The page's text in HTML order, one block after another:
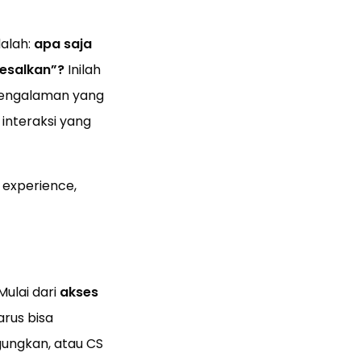
apa saja
Inilah
yang
yang
dari akses
bisa
atau CS